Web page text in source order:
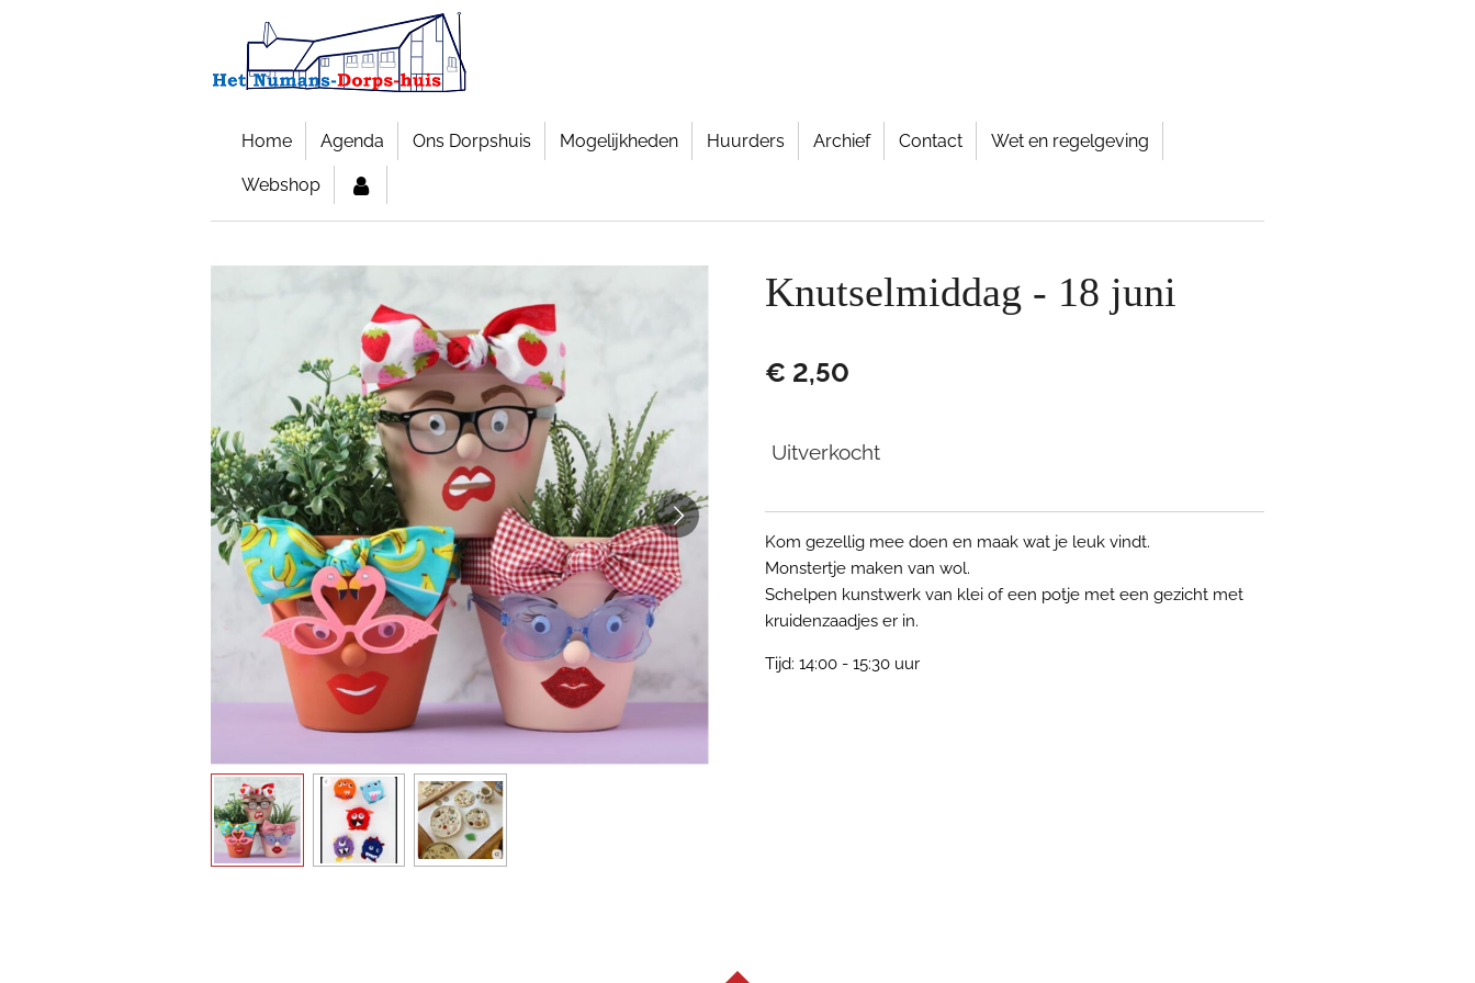
Home Agenda Ons Dorpshuis Mogelijkheden Huurders Archief Contact Wet en regelgeving
Webshop
Knutselmiddag - 18 juni
€ 2,50
Uitverkocht
Kom gezellig mee doen en maak wat je leuk vindt.
Monstertje maken van wol.
Schelpen kunstwerk van klei of een potje met een gezicht met
kruidenzaadjes er in.
Tijd: 14:00 - 15:30 uur